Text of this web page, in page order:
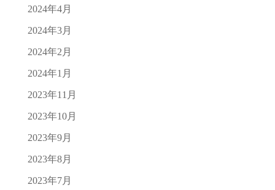
2024年4月
2024年3月
2024年2月
2024年1月
2023年11月
2023年10月
2023年9月
2023年8月
2023年7月